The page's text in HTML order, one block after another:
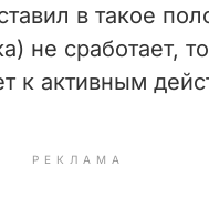
в такое
не сработает,
к активным
РЕКЛАМА